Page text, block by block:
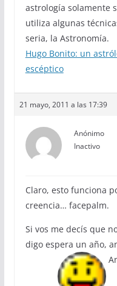
astrología solamente
utiliza algunas
seria, la Astronomía.
Hugo Bonito: un
escéptico
21 mayo, 2011 a las 17:39
Anónimo
Inactivo
Claro, esto funciona
creencia… facepalm.
Si vos me decís que
digo espera un año,